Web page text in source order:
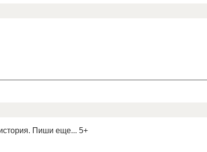
Пиши еще... 5+